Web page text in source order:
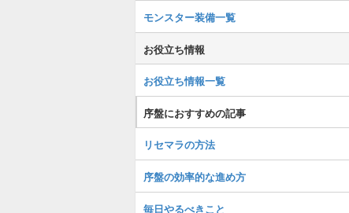
モンスター装備一覧
お役立ち情報
お役立ち情報一覧
序盤におすすめの記事
リセマラの方法
序盤の効率的な進め方
毎日やるべきこと